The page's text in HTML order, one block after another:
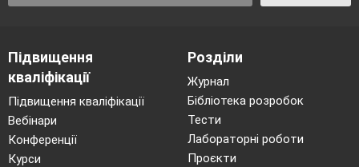
Підвищення
кваліфікації
Підвищення кваліфікації
Вебінари
Конференції
Курси
Розділи
Журнал
Бібліотека розробок
Тести
Лабораторні роботи
Проєкти